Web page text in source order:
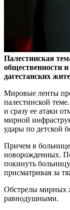
Палестинская
общественности
дагестанских
Мировые ленты
палестинской
и сразу ее атаки
мирной
удары по детской
Причем в
новорожденных.
покинуть
присматривая за
Обстрелы мирных
равнодушными.